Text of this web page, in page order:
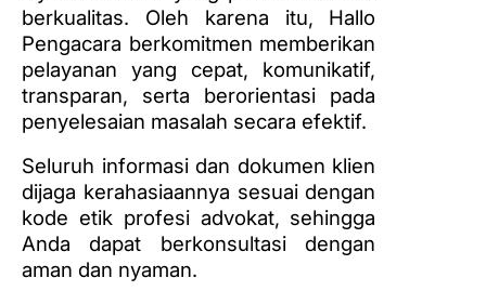
berkualitas. Oleh karena itu, Hallo
Pengacara berkomitmen memberikan
pelayanan yang cepat, komunikatif,
transparan, serta berorientasi pada
penyelesaian masalah secara efektif.
Seluruh informasi dan dokumen klien
dijaga kerahasiaannya sesuai dengan
kode etik profesi advokat, sehingga
Anda dapat berkonsultasi dengan
aman dan nyaman.